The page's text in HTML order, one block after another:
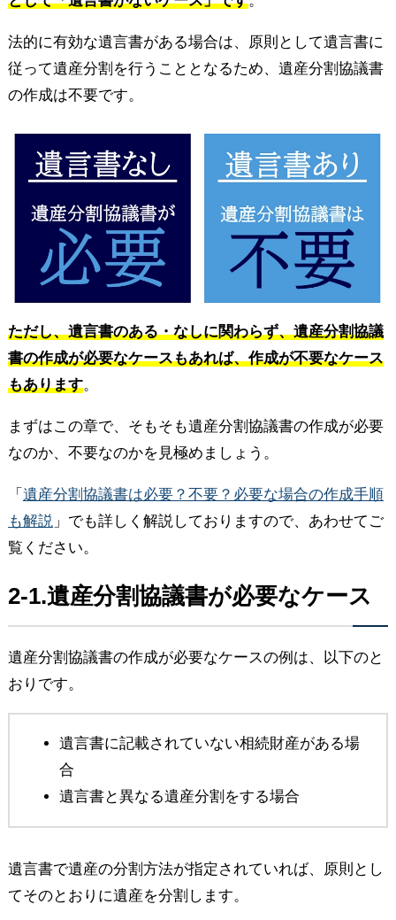
法的に有効な遺言書がある場合は、原則として遺言書に
従って遺産分割を行うこととなるため、遺産分割協議書
の作成は不要です。
ただし、遺言書のある・なしに関わらず、遺産分割協議
書の作成が必要なケースもあれば、作成が不要なケース
もあります。
まずはこの章で、そもそも遺産分割協議書の作成が必要
なのか、不要なのかを見極めましょう。
「 遺産分割協議書は必要？不要？必要な場合の作成手順
も解説 」でも詳しく解説しておりますので、あわせてご
覧ください。
2-1.遺産分割協議書が必要なケース
遺産分割協議書の作成が必要なケースの例は、以下のと
おりです。
遺言書に記載されていない相続財産がある場
合
遺言書と異なる遺産分割をする場合
遺言書で遺産の分割方法が指定されていれば、原則とし
てそのとおりに遺産を分割します。